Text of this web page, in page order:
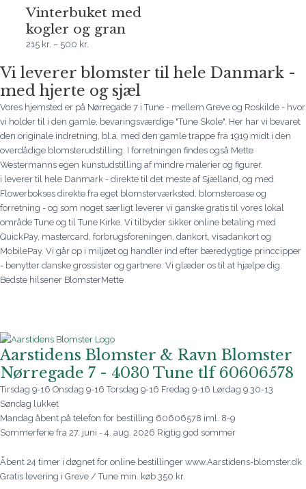
Vinterbuket med
kogler og gran
215 kr. – 500 kr.
Vi leverer blomster til hele Danmark -
med hjerte og sjæl
Vores hjemsted er på Nørregade 7 i Tune - mellem Greve og Roskilde - hvor
vi holder til i den gamle, bevaringsværdige "Tune Skole". Her har vi bevaret
den originale indretning, bl.a. med den gamle trappe fra 1919 midt i den
overdådige blomsterudstilling. I forretningen findes også Mette
Westermanns egen kunstudstilling af mindre malerier og figurer.
i leverer til hele Danmark - direkte til det meste af Sjælland, og med
Flowerbokses direkte fra eget blomsterværksted, blomsteroase og
forretning - og som noget særligt leverer vi ganske gratis til vores lokal
område Tune og til Tune Kirke. Vi tilbyder sikker online betaling med
QuickPay, mastercard, forbrugsforeningen, dankort, visadankort og
MobilePay. Vi går op i miljøet og handler ind efter bæredygtige princcipper
- benytter danske grossister og gartnere. Vi glæder os til at hjælpe dig.
Bedste hilsener BlomsterMette
Aarstidens Blomster & Ravn Blomster
Nørregade 7 - 4030 Tune tlf 60606578
Tirsdag 9-16 Onsdag 9-16 Torsdag 9-16 Fredag 9-16 Lørdag 9.30-13
Søndag lukket
Mandag åbent på telefon for bestilling 60606578 iml. 8-9
Sommerferie fra 27. juni - 4. aug. 2026 Rigtig god sommer
Åbent 24 timer i døgnet for online bestillinger www.Aarstidens-blomster.dk
Gratis levering i Greve / Tune min. køb 350 kr.